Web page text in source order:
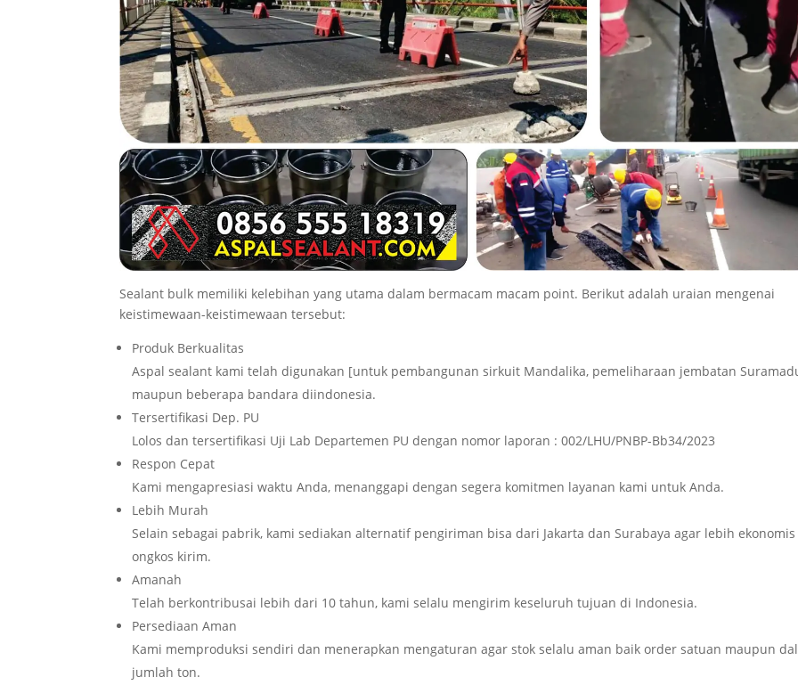
Sealant bulk memiliki kelebihan yang utama dalam bermacam macam point. Berikut adalah uraian mengenai
keistimewaan-keistimewaan tersebut:
Produk Berkualitas
Aspal sealant kami telah digunakan [untuk pembangunan sirkuit Mandalika, pemeliharaan jembatan
maupun beberapa bandara diindonesia.
Tersertifikasi Dep. PU
Lolos dan tersertifikasi Uji Lab Departemen PU dengan nomor laporan : 002/LHU/PNBP-Bb34/2023
Respon Cepat
Kami mengapresiasi waktu Anda, menanggapi dengan segera komitmen layanan kami untuk Anda.
Lebih Murah
Selain sebagai pabrik, kami sediakan alternatif pengiriman bisa dari Jakarta dan Surabaya agar lebih ekonomis
ongkos kirim.
Amanah
Telah berkontribusai lebih dari 10 tahun, kami selalu mengirim keseluruh tujuan di Indonesia.
Persediaan Aman
Kami memproduksi sendiri dan menerapkan mengaturan agar stok selalu aman baik order satuan maupun
jumlah ton.